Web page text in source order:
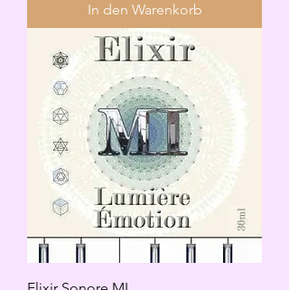
In den Warenkorb